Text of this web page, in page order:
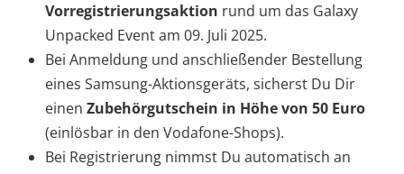
Vorregistrierungsaktion rund um das Galaxy
Unpacked Event am 09. Juli 2025.
Bei Anmeldung und anschließender Bestellung
eines Samsung-Aktionsgeräts, sicherst Du Dir
einen Zubehörgutschein in Höhe von 50 Euro
(einlösbar in den Vodafone-Shops).
Bei Registrierung nimmst Du automatisch an